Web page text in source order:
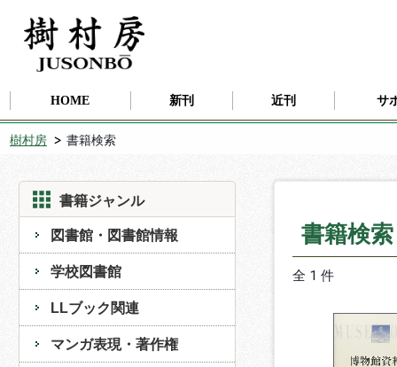
HOME 新刊 近刊 サ
樹村房 書籍検索
書籍ジャンル
図書館・図書館情報
学校図書館
LLブック関連
マンガ表現・著作権
書籍検
全 1 件